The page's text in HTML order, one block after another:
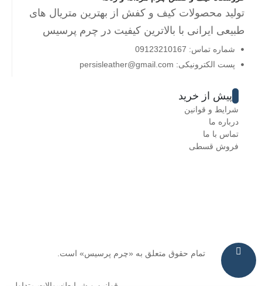
تولید محصولات کیف و کفش از بهترین متریال های
طبیعی ایرانی با بالاترین کیفیت در چرم پرسیس
شماره تماس: 09123210167
پست الکترونیکی: persisleather@gmail.com
پیش از خرید
شرایط و قوانین
درباره ما
تماس با ما
فروش قسطی
تمام حقوق متعلق به «چرم پرسیس» است.